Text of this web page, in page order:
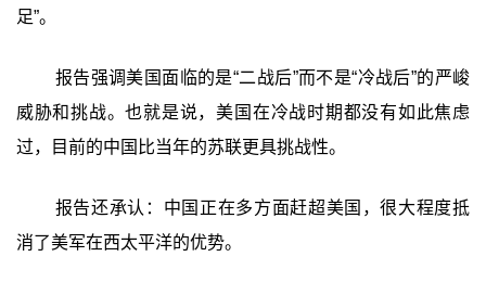
足”。
报告强调美国面临的是“二战后”而不是“冷战后”的严峻
威胁和挑战。也就是说，美国在冷战时期都没有如此焦虑
过，目前的中国比当年的苏联更具挑战性。
报告还承认：中国正在多方面赶超美国，很大程度抵
消了美军在西太平洋的优势。